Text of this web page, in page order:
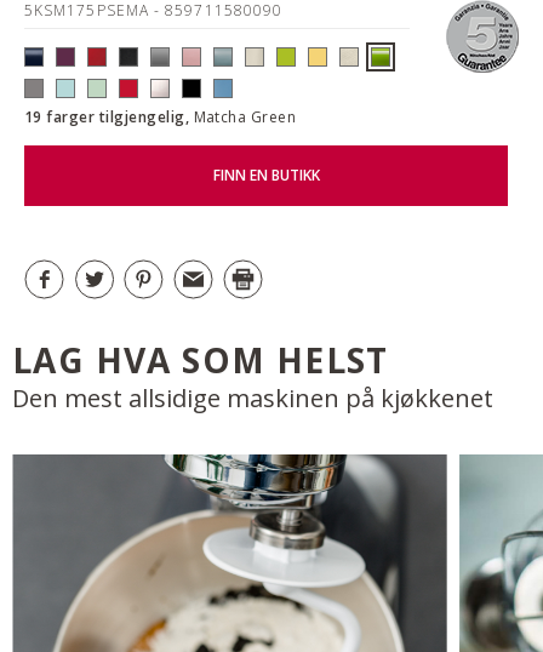
5KSM175PSEMA- 859711580090
19 farger tilgjengelig, Matcha Green
FINN EN BUTIKK
LAG HVA SOM HELST
Den mest allsidige maskinen på kjøkkenet